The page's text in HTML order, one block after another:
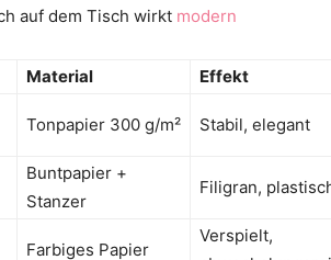
auf dem Tisch wirkt modern
Material Effekt
Tonpapier 300 g/m² Stabil, elegant
Buntpapier +
Stanzer
Filigran,
Farbiges Papier
Verspielt,